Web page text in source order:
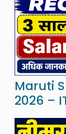
Maruti
2026 –